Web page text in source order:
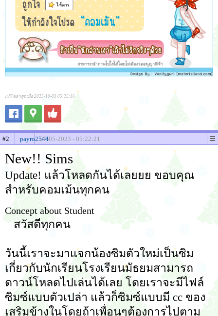
แก้ไขล่าสุดเมื่อ 2025-10-03 05:25:16
#2 payro254427-05-2023 - 05:22:21
New!! Sims
Update! แล้วโหลดกันได้เลยยย ขอบคุณ
สำหรับคอมเม้นทุกคน
Concept about Student
สวัสดีทุกคน
วันนี้เราจะมาแจกน้องซิมตัวใหม่เป็นซิม
เกี่ยวกับนักเรียนโรงเรียนมัธยมสามารถ
ดาวน์โหลดไปเล่นได้เลย โดยเราจะมีไฟล์
ซิมซ์แบบตัวเปล่า แล้วก็ซิมซ์แบบมี cc ของ
เสริมข้างในโดยถ้าเพื่อนๆต้องการไปตาม